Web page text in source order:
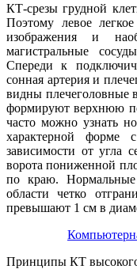
КТ-срезы грудной
Поэтому левое
изображения и
магистральные
Спереди к
сонная артерия и
видны плечеголовные
формируют верхнюю
часто можно узнать
характерной форме
зависимости от угла
ворота пониженной
по краю.
области четко
превышают 1 см в
Принципы КТ